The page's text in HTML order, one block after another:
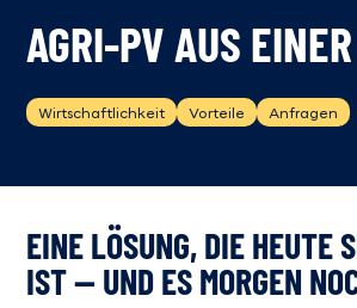
AGRI-PV AUS
Wirtschaftlichkeit Vorteile Anfragen
EINE LÖSUNG, DIE HEUTE
IST — UND ES MORGEN